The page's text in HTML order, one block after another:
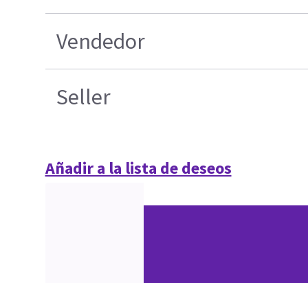
Vendedor
Seller
Añadir a la lista de deseos